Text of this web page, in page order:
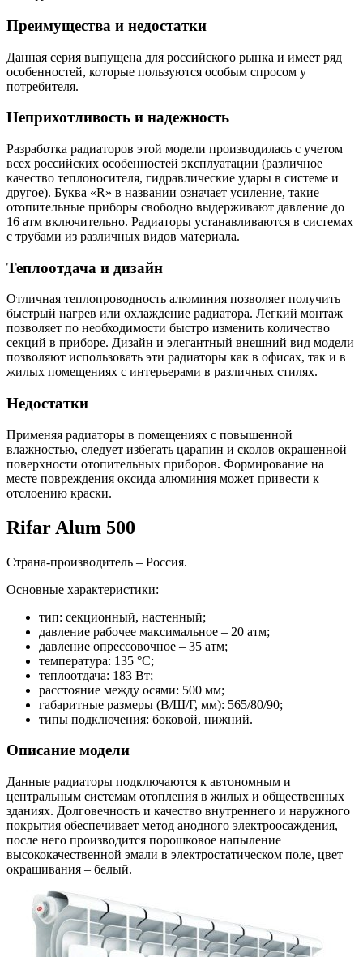
Преимущества и недостатки
Данная серия выпущена для российского рынка и имеет ряд
особенностей, которые пользуются особым спросом у
потребителя.
Неприхотливость и надежность
Разработка радиаторов этой модели производилась с учетом
всех российских особенностей эксплуатации (различное
качество теплоносителя, гидравлические удары в системе и
другое). Буква «R» в названии означает усиление, такие
отопительные приборы свободно выдерживают давление до
16 атм включительно. Радиаторы устанавливаются в системах
с трубами из различных видов материала.
Теплоотдача и дизайн
Отличная теплопроводность алюминия позволяет получить
быстрый нагрев или охлаждение радиатора. Легкий монтаж
позволяет по необходимости быстро изменить количество
секций в приборе. Дизайн и элегантный внешний вид модели
позволяют использовать эти радиаторы как в офисах, так и в
жилых помещениях с интерьерами в различных стилях.
Недостатки
Применяя радиаторы в помещениях с повышенной
влажностью, следует избегать царапин и сколов окрашенной
поверхности отопительных приборов. Формирование на
месте повреждения оксида алюминия может привести к
отслоению краски.
Rifar Alum 500
Страна-производитель – Россия.
Основные характеристики:
тип: секционный, настенный;
давление рабочее максимальное – 20 атм;
давление опрессовочное – 35 атм;
температура: 135 °С;
теплоотдача: 183 Вт;
расстояние между осями: 500 мм;
габаритные размеры (В/Ш/Г, мм): 565/80/90;
типы подключения: боковой, нижний.
Описание модели
Данные радиаторы подключаются к автономным и
центральным системам отопления в жилых и общественных
зданиях. Долговечность и качество внутреннего и наружного
покрытия обеспечивает метод анодного электроосаждения,
после него производится порошковое напыление
высококачественной эмали в электростатическом поле, цвет
окрашивания – белый.